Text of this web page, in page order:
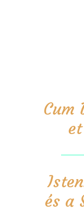
Cum
és a